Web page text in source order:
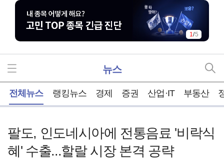
1/5
뉴스
전체뉴스 랭킹뉴스 경제 증권 산업·IT 부동산
팔도, 인도네시아에 전통음료 '비락식
혜' 수출...할랄 시장 본격 공략